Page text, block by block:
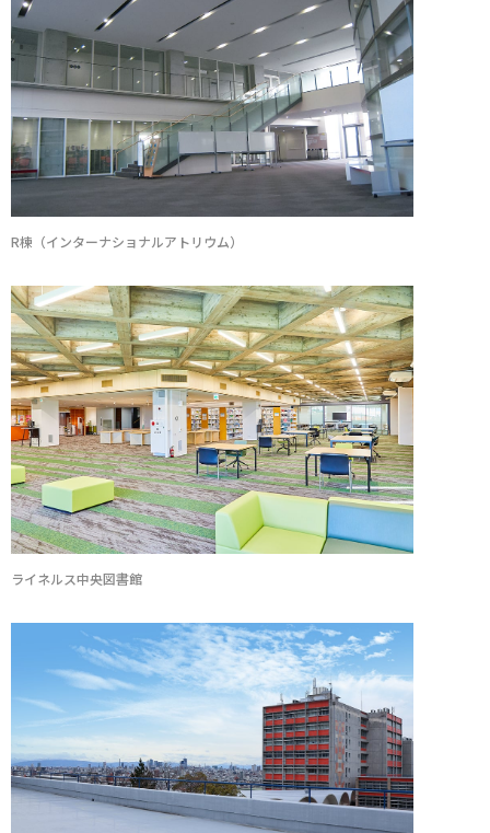
R棟（インターナショナルアトリウム）
ライネルス中央図書館